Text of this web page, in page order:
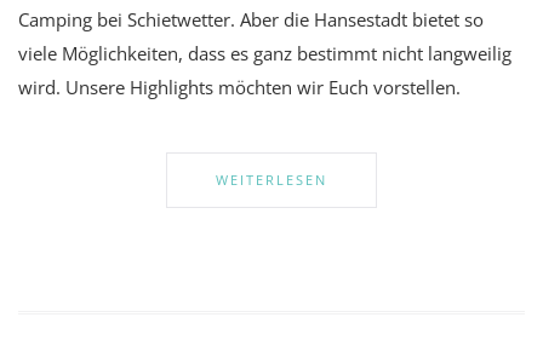
Camping bei Schietwetter. Aber die Hansestadt bietet so
viele Möglichkeiten, dass es ganz bestimmt nicht langweilig
wird. Unsere Highlights möchten wir Euch vorstellen.
WEITERLESEN